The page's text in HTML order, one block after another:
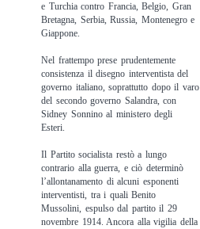
e Turchia contro Francia, Belgio, Gran
Bretagna, Serbia, Russia, Montenegro e
Giappone.
Nel frattempo prese prudentemente
consistenza il disegno interventista del
governo italiano, soprattutto dopo il varo
del secondo governo Salandra, con
Sidney Sonnino al ministero degli
Esteri.
Il Partito socialista restò a lungo
contrario alla guerra, e ciò determinò
l’allontanamento di alcuni esponenti
interventisti, tra i quali Benito
Mussolini, espulso dal partito il 29
novembre 1914. Ancora alla vigilia della